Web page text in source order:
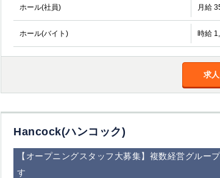
ホール(社員) 月給
ホール(バイト) 時給
求
Hancock(ハンコック)
【オープニングスタッフ大募集】複数経営グルー
す